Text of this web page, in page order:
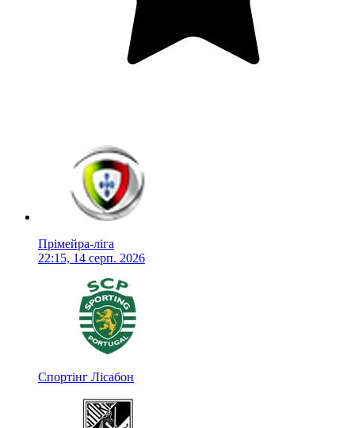
Прімейра-ліга
22:15, 14 серп. 2026
Спортінг Лісабон